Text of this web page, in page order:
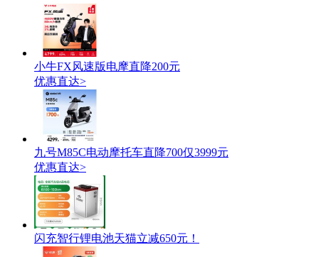
小牛FX风速版电摩直降200元
优惠直达>
九号M85C电动摩托车直降700仅3999元
优惠直达>
闪充智行锂电池天猫立减650元！